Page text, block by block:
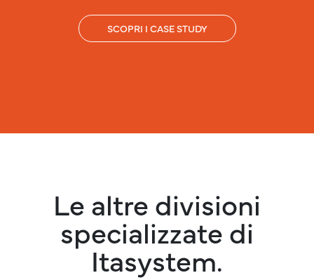
SCOPRI I CASE STUDY
Le altre divisioni
specializzate di
Itasystem.